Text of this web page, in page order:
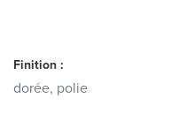
Finition :
dorée, polie